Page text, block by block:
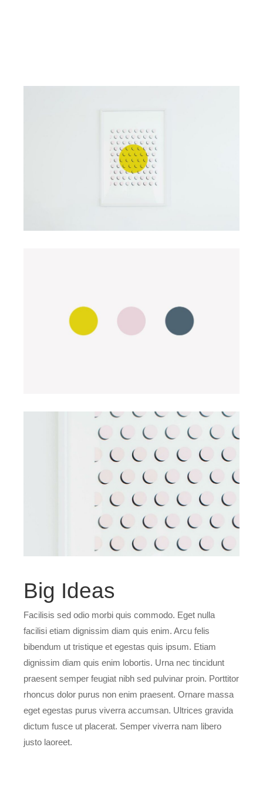
Big Ideas
Facilisis sed odio morbi quis commodo. Eget nulla
facilisi etiam dignissim diam quis enim. Arcu felis
bibendum ut tristique et egestas quis ipsum. Etiam
dignissim diam quis enim lobortis. Urna nec tincidunt
praesent semper feugiat nibh sed pulvinar proin. Porttitor
rhoncus dolor purus non enim praesent. Ornare massa
eget egestas purus viverra accumsan. Ultrices gravida
dictum fusce ut placerat. Semper viverra nam libero
justo laoreet.